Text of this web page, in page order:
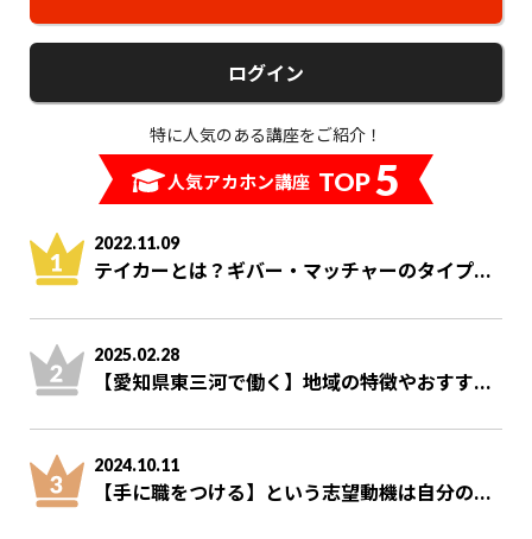
ログイン
特に人気のある講座をご紹介！
人気アカホン講座 TOP5
2022.11.09
テイカーとは？ギバー・マッチャーのタイプ...
2025.02.28
【愛知県東三河で働く】地域の特徴やおすす...
2024.10.11
【手に職をつける】という志望動機は自分の...